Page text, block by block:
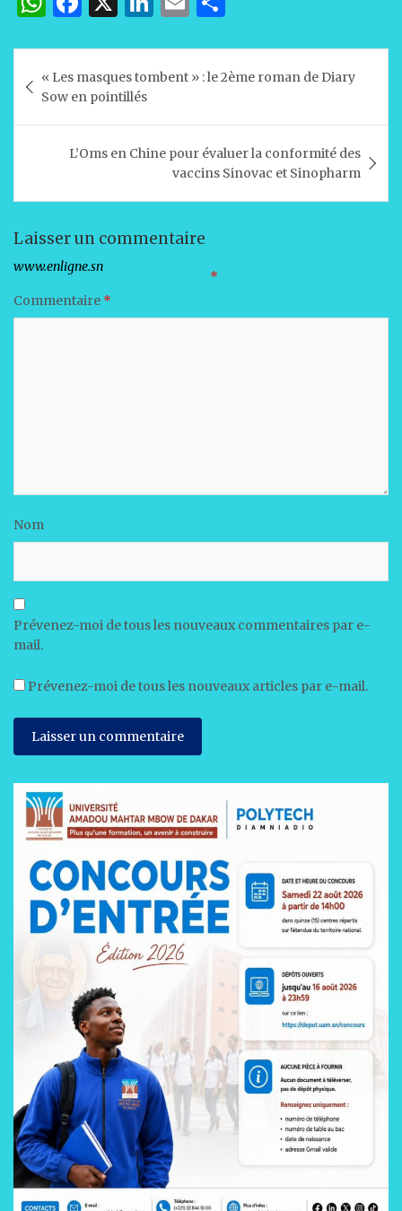
at
s
A
c
e
b
o
k
k
e
dI
n
ai
l
ta
g
er
de
l’article
« Les masques tombent » : le 2ème roman de Diary
Sow en pointillés
L’Oms en Chine pour évaluer la conformité des
vaccins Sinovac et Sinopharm
Laisser un commentaire
Votre adresse e-mail ne sera pas publiée.
Les champs obligatoires sont indiqués avec *
Commentaire *
Nom
Prévenez-moi de tous les nouveaux commentaires par e-
mail.
Prévenez-moi de tous les nouveaux articles par e-mail.